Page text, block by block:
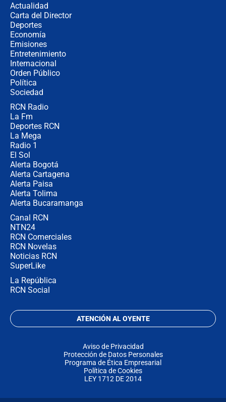
Actualidad
Carta del Director
Deportes
Economía
Emisiones
Entretenimiento
Internacional
Orden Público
Política
Sociedad
RCN Radio
La Fm
Deportes RCN
La Mega
Radio 1
El Sol
Alerta Bogotá
Alerta Cartagena
Alerta Paisa
Alerta Tolima
Alerta Bucaramanga
Canal RCN
NTN24
RCN Comerciales
RCN Novelas
Noticias RCN
SuperLike
La República
RCN Social
ATENCIÓN AL OYENTE
Aviso de Privacidad
Protección de Datos Personales
Programa de Ética Empresarial
Política de Cookies
LEY 1712 DE 2014